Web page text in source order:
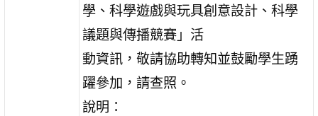
學、科學遊戲與玩具創意設計、科學
議題與傳播競賽」活
動資訊，敬請協助轉知並鼓勵學生踴
躍參加，請查照。
說明：